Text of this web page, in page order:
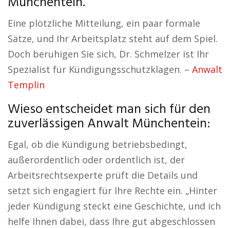
Eine plötzliche Mitteilung, ein paar formale
Sätze, und Ihr Arbeitsplatz steht auf dem Spiel.
Doch beruhigen Sie sich, Dr. Schmelzer ist Ihr
Spezialist für Kündigungsschutzklagen. – Anwalt
Templin
Wieso entscheidet man sich für den
zuverlässigen Anwalt Münchentein:
Egal, ob die Kündigung betriebsbedingt,
außerordentlich oder ordentlich ist, der
Arbeitsrechtsexperte prüft die Details und
setzt sich engagiert für Ihre Rechte ein. „Hinter
jeder Kündigung steckt eine Geschichte, und ich
helfe Ihnen dabei, dass Ihre gut abgeschlossen